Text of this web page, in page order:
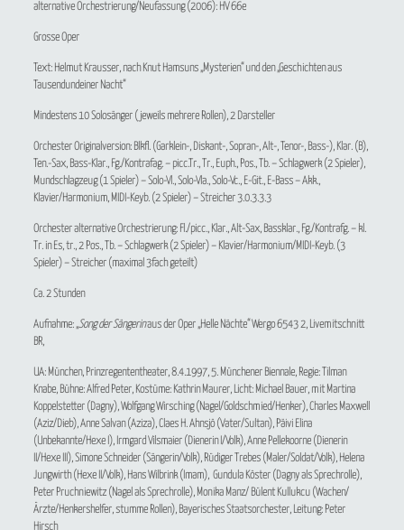
alternative Orchestrierung/Neufassung (2006): HV 66e
Grosse Oper
Text: Helmut Krausser, nach Knut Hamsuns „Mysterien“ und den „Geschichten aus
Tausendundeiner Nacht“
Mindestens 10 Solosänger (jeweils mehrere Rollen), 2 Darsteller
Orchester Originalversion: Blkfl. (Garklein-, Diskant-, Sopran-, Alt-, Tenor-, Bass-), Klar. (B),
Ten.-Sax, Bass-Klar., Fg./Kontrafag. – picc.Tr., Tr., Euph., Pos., Tb. – Schlagwerk (2 Spieler),
Mundschlagzeug (1 Spieler) – Solo-Vl., Solo-Vla., Solo-Vc., E-Git., E-Bass – Akk.,
Klavier/Harmonium, MIDI-Keyb. (2 Spieler) – Streicher 3.0.3.3.3
Orchester alternative Orchestrierung: Fl./picc., Klar., Alt-Sax, Bassklar., Fg./Kontrafg. – kl.
Tr. in Es, tr., 2 Pos., Tb. – Schlagwerk (2 Spieler) – Klavier/Harmonium/MIDI-Keyb. (3
Spieler) – Streicher (maximal 3fach geteilt)
Ca. 2 Stunden
Aufnahme: „Song der Sängerinaus der Oper „Helle Nächte“ Wergo 6543 2, Livemitschnitt
BR,
UA: München, Prinzregententheater, 8.4.1997, 5. Münchener Biennale, Regie: Tilman
Knabe, Bühne: Alfred Peter, Kostüme: Kathrin Maurer, Licht: Michael Bauer, mit Martina
Koppelstetter (Dagny), Wolfgang Wirsching (Nagel/Goldschmied/Henker), Charles Maxwell
(Aziz/Dieb), Anne Salvan (Aziza), Claes H. Ahnsjö (Vater/Sultan), Päivi Elina
(Unbekannte/Hexe I), Irmgard Vilsmaier (Dienerin I/Volk), Anne Pellekoorne (Dienerin
II/Hexe III), Simone Schneider (Sängerin/Volk), Rüdiger Trebes (Maler/Soldat/Volk), Helena
Jungwirth (Hexe II/Volk), Hans Wilbrink (Imam), Gundula Köster (Dagny als Sprechrolle),
Peter Pruchniewitz (Nagel als Sprechrolle), Monika Manz/ Bülent Kullukcu (Wachen/
Ärzte/Henkershelfer, stumme Rollen), Bayerisches Staatsorchester, Leitung: Peter
Hirsch